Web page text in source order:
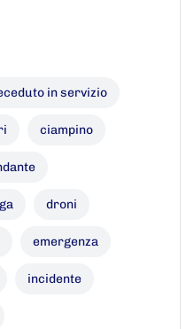
in servizio
ciampino
droni
emergenza
incidente